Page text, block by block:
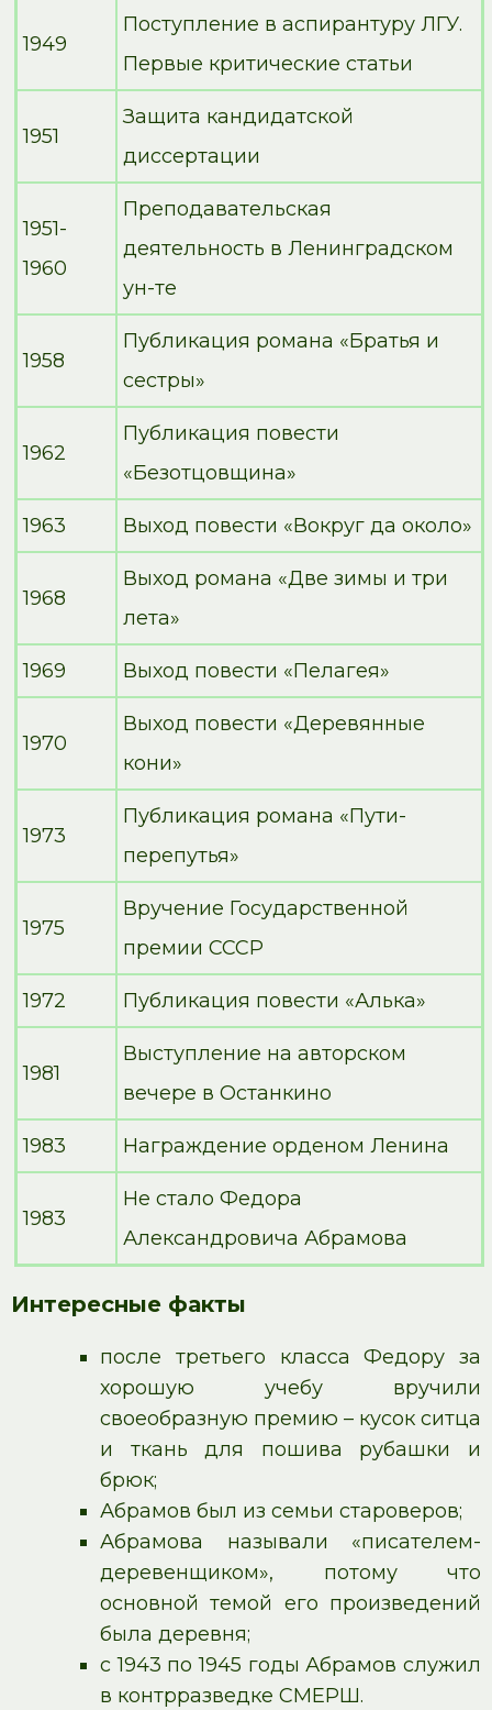
1949
Поступление в аспирантуру ЛГУ.
Первые критические статьи
1951
Защита кандидатской
диссертации
1951-
1960
Преподавательская
деятельность в Ленинградском
ун-те
1958
Публикация романа «Братья и
сестры»
1962
Публикация повести
«Безотцовщина»
1963 Выход повести «Вокруг да около»
1968
Выход романа «Две зимы и три
лета»
1969 Выход повести «Пелагея»
1970
Выход повести «Деревянные
кони»
1973
Публикация романа «Пути-
перепутья»
1975
Вручение Государственной
премии СССР
1972 Публикация повести «Алька»
1981
Выступление на авторском
вечере в Останкино
1983 Награждение орденом Ленина
1983
Не стало Федора
Александровича Абрамова
Интересные факты
после третьего класса Федору за
хорошую учебу вручили
своеобразную премию – кусок ситца
и ткань для пошива рубашки и
брюк;
Абрамов был из семьи староверов;
Абрамова называли «писателем-
деревенщиком», потому что
основной темой его произведений
была деревня;
с 1943 по 1945 годы Абрамов служил
в контрразведке СМЕРШ.